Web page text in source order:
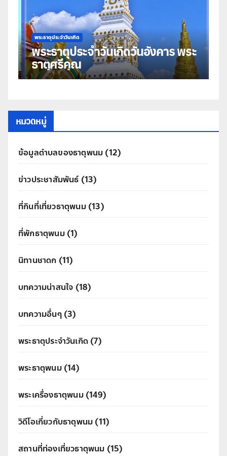
พระธาตุประจำวันเกิด
พระธาตุประจำวันเกิดวันอังคาร พระ
ธาตุศรีคุณ
หมวดหมู่
ข้อมูลตำบลของธาตุพนม (12)
ข่าวประชาสัมพันธ์(13)
ที่กินที่เที่ยวธาตุพนม(13)
ที่พักธาตุพนม(1)
นิทานชาดก (11)
บทความน่าสนใจ (18)
บทความอื่นๆ(3)
พระธาตุประจำวันเกิด (7)
พระธาตุพนม(14)
พระเครื่องธาตุพนม(149)
วิดีโอเกี่ยวกับธาตุพนม (11)
สถานที่ท่องเที่ยวธาตุพนม (15)